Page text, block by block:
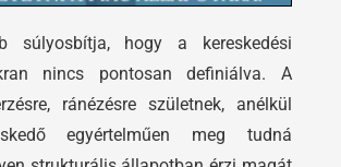
súlyosbítja, hogy a kereskedési
nincs pontosan definiálva. A
ránézésre születnek, anélkül
egyértelműen meg tudná